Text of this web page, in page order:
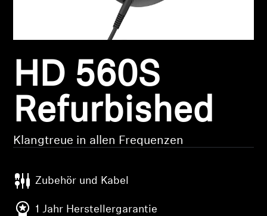
Kopfhörer-Ersatzteile & Zubehör
Hearing
Hearing
HD 560S
Refurbished
Klangtreue in allen Frequenzen
Zubehör und Kabel
1 Jahr Herstellergarantie